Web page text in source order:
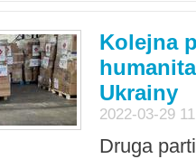
Kolejna
Ukrainy
2022-03-29
Druga